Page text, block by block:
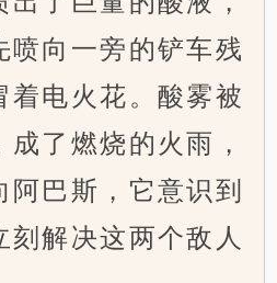
喷向一旁的铲车残
着电火花。酸雾被
了燃烧的火雨，
巴斯，它意识到
刻解决这两个敌人